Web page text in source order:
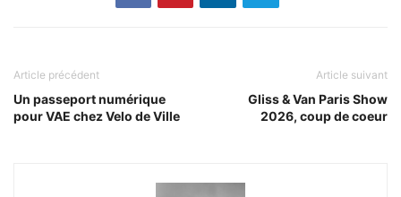
Article précédent
Un passeport numérique
pour VAE chez Velo de Ville
Article suivant
Gliss & Van Paris Show
2026, coup de coeur